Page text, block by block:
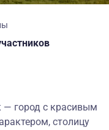
— город с красивым
столицу